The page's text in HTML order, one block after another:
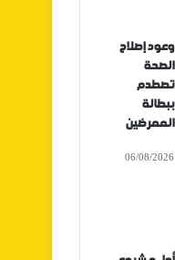
وعود إصلاح
الصحة
تصطدم
ببطالة
الممرضين
06/08/2026